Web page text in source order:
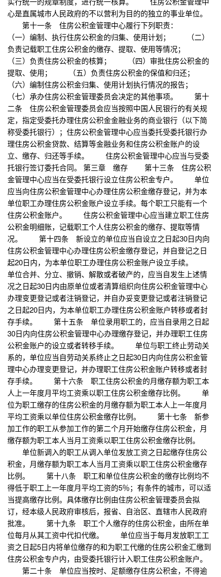
心是直属城市人民政府的不以营利为目的的独立的事业单位。
第十一条 住房公积金管理中心履行下列职责：
（一）编制、执行住房公积金的归集、使用计划； （二）
负责记载职工住房公积金的缴存、提取、使用等情况；
（三）负责住房公积金的核算； （四）审批住房公积金的
提取、使用； （五）负责住房公积金的保值和归还；
（六）编制住房公积金归集、使用计划执行情况的报告；
（七）承办住房公积金管理委员会决定的其他事项。 第十
二条 住房公积金管理委员会应当按照中国人民银行的有关规
定，指定受委托办理住房公积金金融业务的商业银行（以下简
称受委托银行）；住房公积金管理中心应当委托受委托银行办
理住房公积金贷款、结算等金融业务和住房公积金账户的设
立、缴存、归还等手续。 住房公积金管理中心应当与受委
托银行签订委托合同。 第三章 缴存 第十三条 住房公积
金管理中心应当在受委托银行设立住房公积金专户。 单位
应当向住房公积金管理中心办理住房公积金缴存登记，并为本
单位职工办理住房公积金账户设立手续。每个职工只能有一个
住房公积金账户。 住房公积金管理中心应当建立职工住房
公积金明细账，记载职工个人住房公积金的缴存、提取等情
况。 第十四条 新设立的单位应当自设立之日起30日内向
住房公积金管理中心办理住房公积金缴存登记，并自登记之日
起20日内，为本单位职工办理住房公积金账户设立手续。
单位合并、分立、撤销、解散或者破产的，应当自发生上述情
况之日起30日内由原单位或者清算组织向住房公积金管理中心
办理变更登记或者注销登记，并自办妥变更登记或者注销登记
之日起20日内，为本单位职工办理住房公积金账户转移或者封
存手续。 第十五条 单位录用职工的，应当自录用之日起
30日内向住房公积金管理中心办理缴存登记，并办理职工住房
公积金账户的设立或者转移手续。 单位与职工终止劳动关
系的，单位应当自劳动关系终止之日起30日内向住房公积金管
理中心办理变更登记，并办理职工住房公积金账户转移或者封
存手续。 第十六条 职工住房公积金的月缴存额为职工本
人上一年度月平均工资乘以职工住房公积金缴存比例。 单
位为职工缴存的住房公积金的月缴存额为职工本人上一年度月
平均工资乘以单位住房公积金缴存比例。 第十七条 新参
加工作的职工从参加工作的第二个月开始缴存住房公积金，月
缴存额为职工本人当月工资乘以职工住房公积金缴存比例。
单位新调入的职工从调入单位发放工资之日起缴存住房公
积金，月缴存额为职工本人当月工资乘以职工住房公积金缴存
比例。 第十八条 职工和单位住房公积金的缴存比例均不
得低于职工上一年度月平均工资的5％；有条件的城市，可以适
当提高缴存比例。具体缴存比例由住房公积金管理委员会拟
订，经本级人民政府审核后，报省、自治区、直辖市人民政府
批准。 第十九条 职工个人缴存的住房公积金，由所在单
位每月从其工资中代扣代缴。 单位应当于每月发放职工工
资之日起5日内将单位缴存的和为职工代缴的住房公积金汇缴到
住房公积金专户内，由受委托银行计入职工住房公积金账户。
第二十条 单位应当按时、足额缴存住房公积金，不得逾